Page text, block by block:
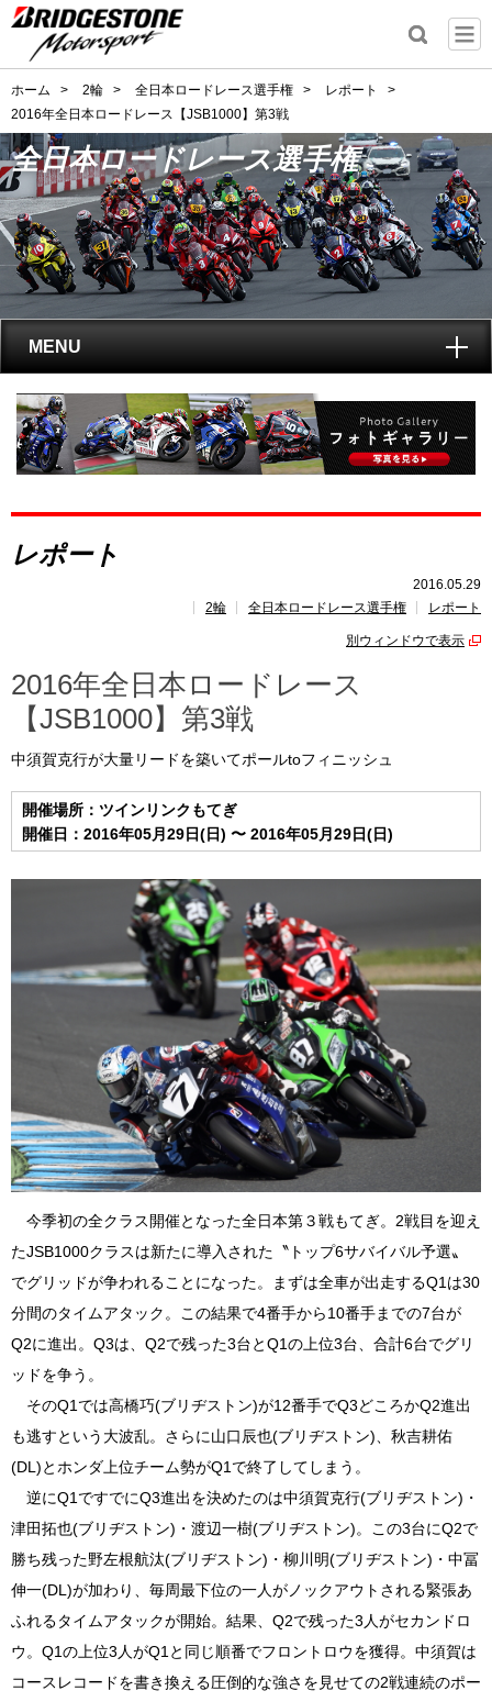
ホーム > 2輪 > 全日本ロードレース選手権 > レポート
>
2016年全日本ロードレース【JSB1000】第3戦
全日本ロードレース選手権
MENU
トップ
全日本ロードレース選手権とは?
レポート
速報
ポイント ランキング
レポート
2016.05.29
2輪
全日本ロードレース選手権 レポート
別ウィンドウで表示
2016年全日本ロードレース
【JSB1000】第3戦
中須賀克行が大量リードを築いてポールtoフィニッシュ
開催場所：ツインリンクもてぎ
開催日：2016年05月29日(日) 〜 2016年05月29日(日)
今季初の全クラス開催となった全日本第３戦もてぎ。2戦目を迎え
たJSB1000クラスは新たに導入された〝トップ6サバイバル予選〟
でグリッドが争われることになった。まずは全車が出走するQ1は30
分間のタイムアタック。この結果で4番手から10番手までの7台が
Q2に進出。Q3は、Q2で残った3台とQ1の上位3台、合計6台でグリ
ッドを争う。
そのQ1では高橋巧(ブリヂストン)が12番手でQ3どころかQ2進出
も逃すという大波乱。さらに山口辰也(ブリヂストン)、秋吉耕佑
(DL)とホンダ上位チーム勢がQ1で終了してしまう。
逆にQ1ですでにQ3進出を決めたのは中須賀克行(ブリヂストン)・
津田拓也(ブリヂストン)・渡辺一樹(ブリヂストン)。この3台にQ2で
勝ち残った野左根航汰(ブリヂストン)・柳川明(ブリヂストン)・中冨
伸一(DL)が加わり、毎周最下位の一人がノックアウトされる緊張あ
ふれるタイムアタックが開始。結果、Q2で残った3人がセカンドロ
ウ。Q1の上位3人がQ1と同じ順番でフロントロウを獲得。中須賀は
コースレコードを書き換える圧倒的な強さを見せての2戦連続のポー